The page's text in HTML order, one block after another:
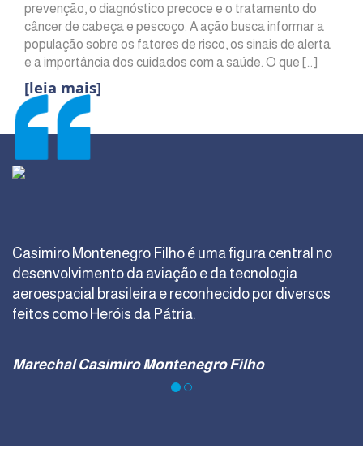
prevenção, o diagnóstico precoce e o tratamento do
câncer de cabeça e pescoço. A ação busca informar a
população sobre os fatores de risco, os sinais de alerta
e a importância dos cuidados com a saúde. O que […]
[leia mais]
Na cerimônia Militar Alusiva ao 52º Aniversário do IFI,
a colaboradora da FCMF Denise Cassia Rosa
recebeu o Título de Membro Honorário da Força
Aérea Brasileira pela prestação de relevantes